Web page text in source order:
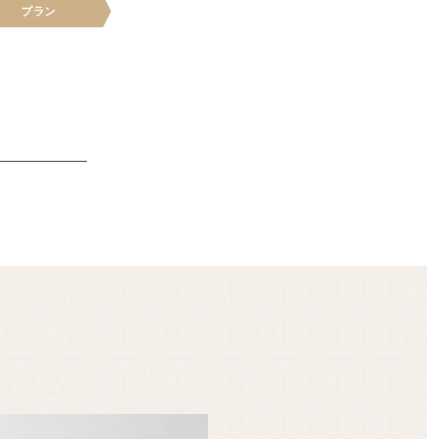
プラン